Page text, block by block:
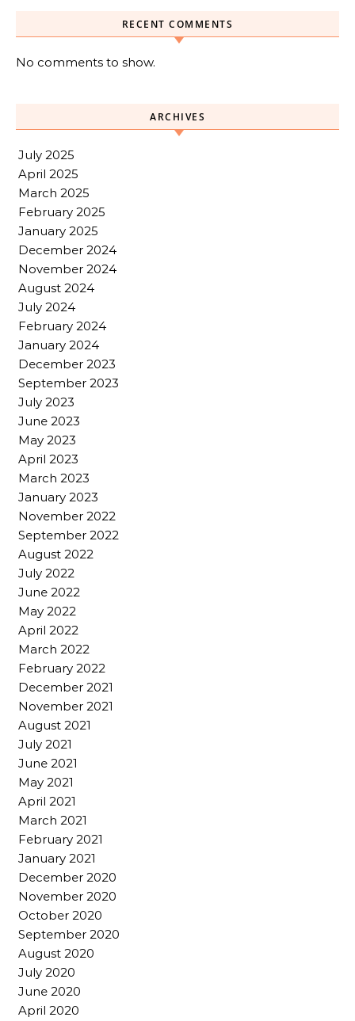
RECENT COMMENTS
No comments to show.
ARCHIVES
July 2025
April 2025
March 2025
February 2025
January 2025
December 2024
November 2024
August 2024
July 2024
February 2024
January 2024
December 2023
September 2023
July 2023
June 2023
May 2023
April 2023
March 2023
January 2023
November 2022
September 2022
August 2022
July 2022
June 2022
May 2022
April 2022
March 2022
February 2022
December 2021
November 2021
August 2021
July 2021
June 2021
May 2021
April 2021
March 2021
February 2021
January 2021
December 2020
November 2020
October 2020
September 2020
August 2020
July 2020
June 2020
April 2020